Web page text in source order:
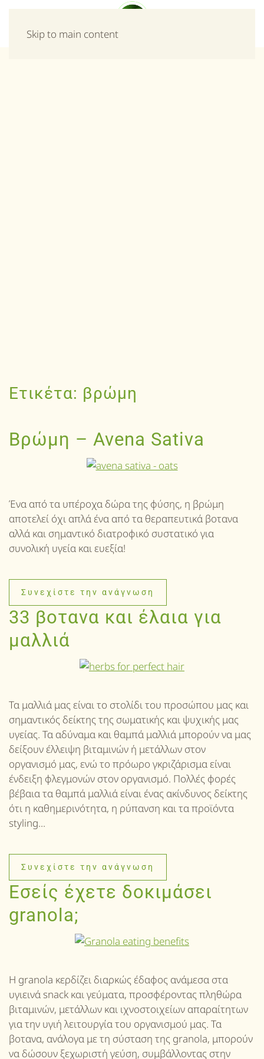
Skip to main content
Ετικέτα: βρώμη
Βρώμη – Avena Sativa
Ένα από τα υπέροχα δώρα της φύσης, η βρώμη
αποτελεί όχι απλά ένα από τα θεραπευτικά βοτανα
αλλά και σημαντικό διατροφικό συστατικό για
συνολική υγεία και ευεξία!
Συνεχίστε την ανάγνωση
33 βοτανα και έλαια για
μαλλιά
Τα μαλλιά μας είναι το στολίδι του προσώπου μας και
σημαντικός δείκτης της σωματικής και ψυχικής μας
υγείας. Τα αδύναμα και θαμπά μαλλιά μπορούν να μας
δείξουν έλλειψη βιταμινών ή μετάλλων στον
οργανισμό μας, ενώ το πρόωρο γκριζάρισμα είναι
ένδειξη φλεγμονών στον οργανισμό. Πολλές φορές
βέβαια τα θαμπά μαλλιά είναι ένας ακίνδυνος δείκτης
ότι η καθημερινότητα, η ρύπανση και τα προϊόντα
styling...
Συνεχίστε την ανάγνωση
Εσείς έχετε δοκιμάσει
granola;
Η granola κερδίζει διαρκώς έδαφος ανάμεσα στα
υγιεινά snack και γεύματα, προσφέροντας πληθώρα
βιταμινών, μετάλλων και ιχνοστοιχείων απαραίτητων
για την υγιή λειτουργία του οργανισμού μας. Τα
βοτανα, ανάλογα με τη σύσταση της granola, μπορούν
να δώσουν ξεχωριστή γεύση, συμβάλλοντας στην